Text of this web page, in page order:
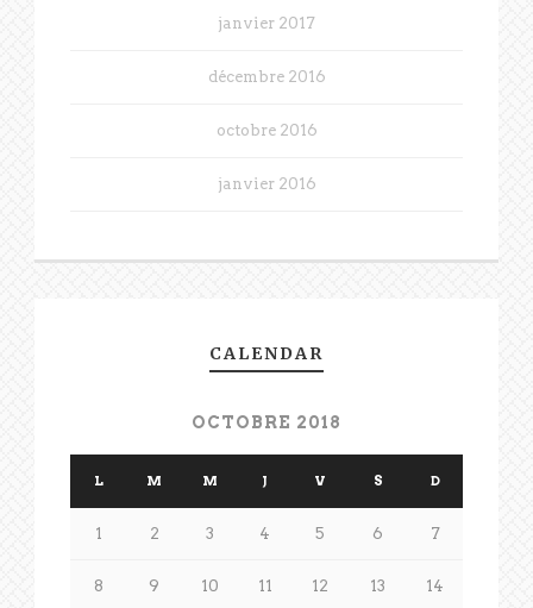
janvier 2017
décembre 2016
octobre 2016
janvier 2016
CALENDAR
OCTOBRE 2018
L M M J V S D
1 2 3 4 5 6 7
8 9 10 11 12 13 14